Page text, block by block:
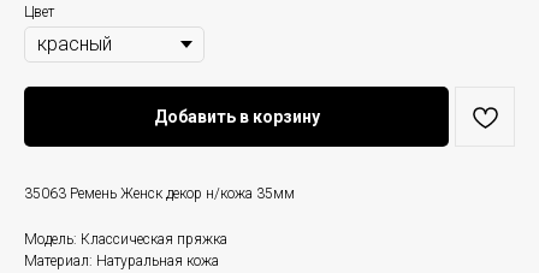
Цвет
Добавить в корзину
35063 Ремень Женск декор н/кожа 35мм
Модель: Классическая пряжка
Материал: Натуральная кожа